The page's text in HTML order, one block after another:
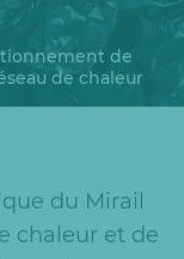
de
de chaleur
du Mirail
chaleur et de